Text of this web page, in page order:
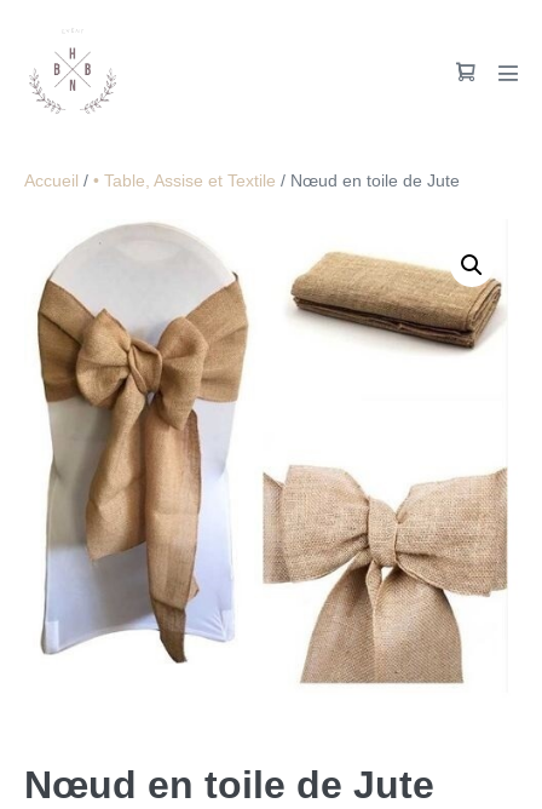
Accueil / • Table, Assise et Textile / Nœud en toile de Jute
Nœud en toile de Jute